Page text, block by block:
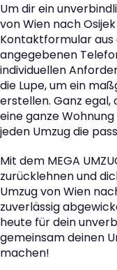
Um dir ein
von Wien nach
Kontaktformular
angegebenen
individuellen
die Lupe, um ein
erstellen. Ganz
eine ganze
jeden Umzug die
Mit dem MEGA
zurücklehnen und
Umzug von Wien
zuverlässig
heute für dein
gemeinsam deinen
machen!